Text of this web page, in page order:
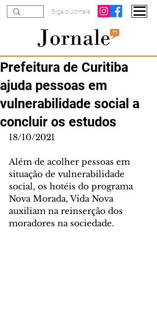
Siga o Jornale
Prefeitura de Curitiba
ajuda pessoas em
vulnerabilidade social a
concluir os estudos
18/10/2021
Além de acolher pessoas em
situação de vulnerabilidade
social, os hotéis do programa
Nova Morada, Vida Nova
auxiliam na reinserção dos
moradores na sociedade.